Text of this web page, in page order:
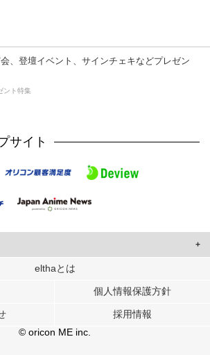
、登壇イベント、サインチェキなどプレゼン
ント特集
サイト
使用して、ユーザーに合わせたコンテンツや広告の
タ解析の各パートナーに提供しています。
サービスを使用したときに収集した他の情報を組み
elthaとは
個人情報保護方針
採用情報
© oricon ME inc.